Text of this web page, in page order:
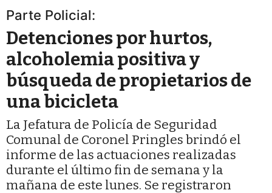
Parte Policial:
Detenciones por hurtos,
alcoholemia positiva y
búsqueda de propietarios de
una bicicleta
La Jefatura de Policía de Seguridad
Comunal de Coronel Pringles brindó el
informe de las actuaciones realizadas
durante el último fin de semana y la
mañana de este lunes. Se registraron